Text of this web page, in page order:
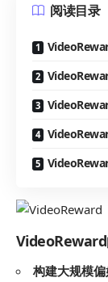
阅读目录
构建大规模